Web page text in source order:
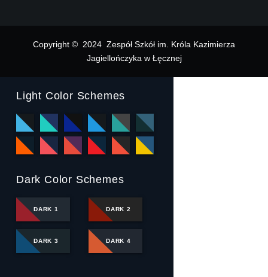
Copyright © 2024 Zespół Szkół im. Króla Kazimierza
Jagiellończyka w Łęcznej
Light Color Schemes
Dark Color Schemes
DARK 1 DARK 2
DARK 3 DARK 4